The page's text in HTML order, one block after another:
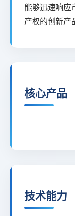
能够迅速响应
产权的创新产
核心产品
技术能力